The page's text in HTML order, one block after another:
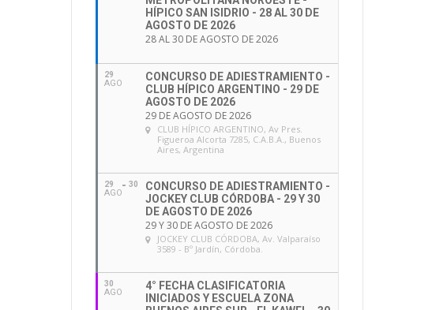
HÍPICO SAN ISIDRIO - 28 AL 30 DE
AGOSTO DE 2026
28 AL 30 DE AGOSTO DE 2026
29
AGO
CONCURSO DE ADIESTRAMIENTO -
CLUB HÍPICO ARGENTINO - 29 DE
AGOSTO DE 2026
29 DE AGOSTO DE 2026
CLUB HÍPICO ARGENTINO, Av Pres.
Figueroa Alcorta 7285, C.A.B.A., Buenos
Aires, Argentina
29
AGO
30
CONCURSO DE ADIESTRAMIENTO -
JOCKEY CLUB CÓRDOBA - 29 Y 30
DE AGOSTO DE 2026
29 Y 30 DE AGOSTO DE 2026
JOCKEY CLUB CÓRDOBA, Av. Valparaíso
3589 - Bº Jardín, Córdoba.
30
AGO
4° FECHA CLASIFICATORIA
INICIADOS Y ESCUELA ZONA